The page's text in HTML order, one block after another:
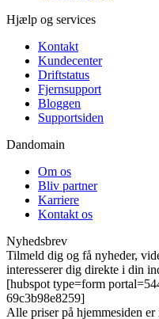
Hjælp og services
Kontakt
Kundecenter
Driftstatus
Fjernsupport
Bloggen
Supportsiden
Dandomain
Om os
Bliv partner
Karriere
Kontakt os
Nyhedsbrev
Tilmeld dig og få nyheder,
interesserer dig direkte i din
[hubspot type=form
69c3b98e8259]
Alle priser på hjemmesiden